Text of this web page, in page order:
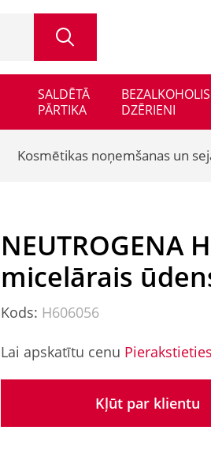
SALDĒTĀ
PĀRTIKA
DZĒRIENI
Kosmētikas noņemšanas un
NEUTROGENA
micelārais
Kods: H606056
Lai apskatītu cenu Pierakstieties
Kļūt par klientu